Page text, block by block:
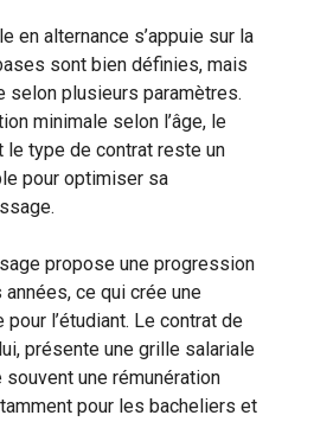
en alternance s’appuie sur la
sont bien définies, mais
selon plusieurs paramètres.
minimale selon l’âge, le
le type de contrat reste un
pour optimiser sa
propose une progression
ce qui crée une
l’étudiant. Le contrat de
présente une grille salariale
une rémunération
pour les bacheliers et